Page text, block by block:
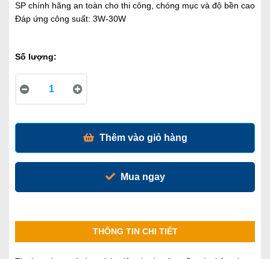
SP chính hãng an toàn cho thi công, chóng mục và độ bền cao
Đáp ứng công suất: 3W-30W
Số lượng:
Thêm vào giỏ hàng
Mua ngay
THÔNG TIN CHI TIẾT